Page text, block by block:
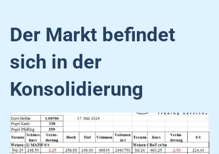
Der Markt befindet
sich in der
Konsolidierung